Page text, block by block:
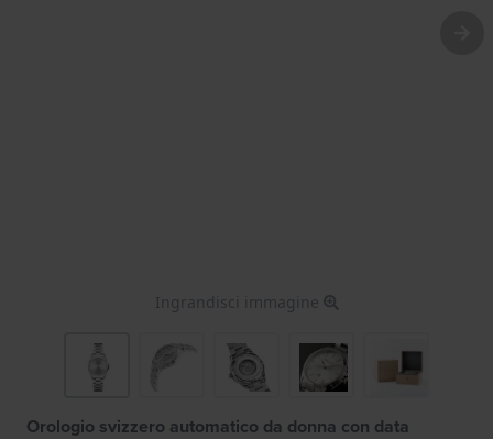
Ingrandisci immagine
Orologio svizzero automatico da donna con data